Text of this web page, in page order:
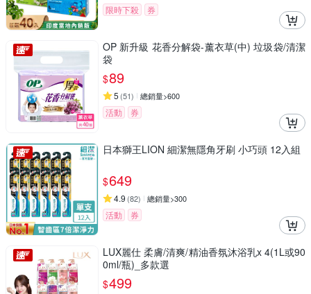
限時下殺 券
OP 新升級 花香分解袋-薰衣草(中) 垃圾袋/清潔
袋
$89
5 (51) 總銷量>600
活動 券
日本獅王LION 細潔無隱角牙刷 小巧頭 12入組
$649
4.9 (82) 總銷量>300
活動 券
LUX麗仕 柔膚/清爽/精油香氛沐浴乳x 4(1L或90
0ml/瓶)_多款選
$499